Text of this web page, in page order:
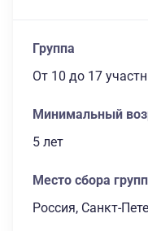
Группа
От 10 до 17
Минимальный
5 лет
Место сбора
Россия, Санкт-